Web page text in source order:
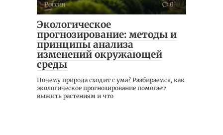
Россия 0
Экологическое
прогнозирование: методы и
принципы анализа
изменений окружающей
среды
Почему природа сходит с ума? Разбираемся, как
экологическое прогнозирование помогает
выжить растениям и что